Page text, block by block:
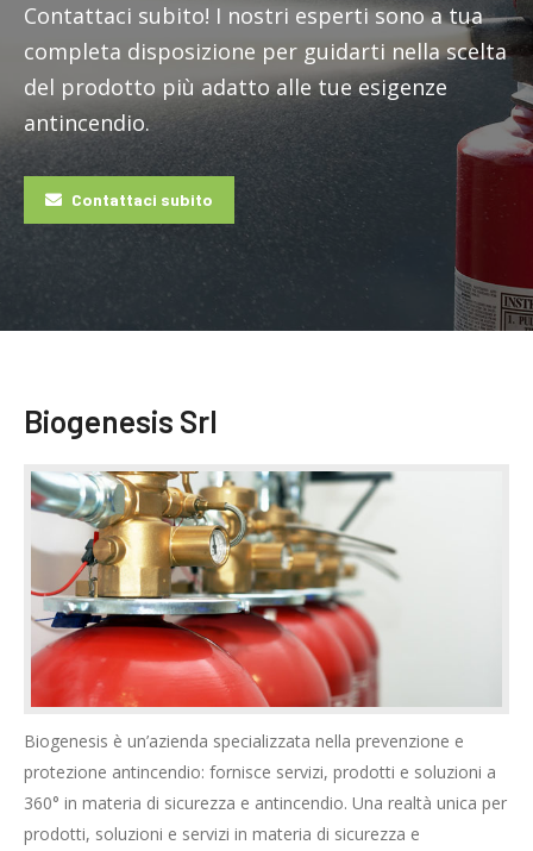
Contattaci subito! I nostri esperti sono a tua
completa disposizione per guidarti nella scelta
del prodotto più adatto alle tue esigenze
antincendio.
Contattaci subito
Biogenesis Srl
Biogenesis è un’azienda specializzata nella prevenzione e
protezione antincendio: fornisce servizi, prodotti e soluzioni a
360° in materia di sicurezza e antincendio. Una realtà unica per
prodotti, soluzioni e servizi in materia di sicurezza e